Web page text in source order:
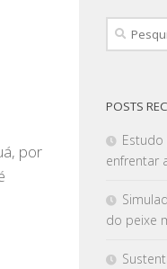
por
POSTS
enfrentar
do peixe